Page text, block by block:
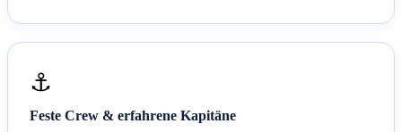
⚓
Feste Crew & erfahrene Kapitäne